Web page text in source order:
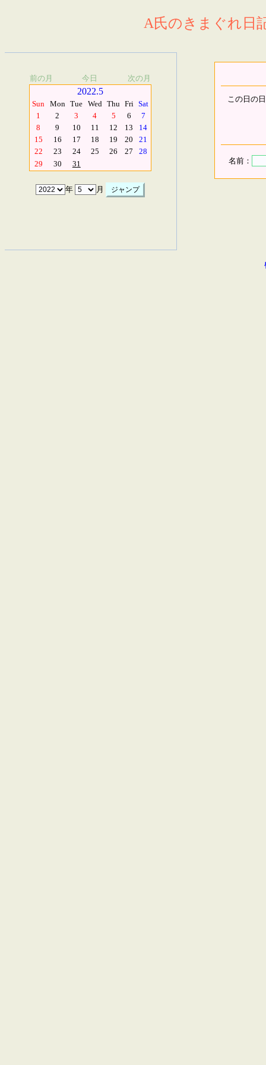
A氏のきまぐれ日
前の月 今日 次の月
2022.5
Sun Mon Tue Wed Thu Fri Sat
1
2 3 4 5 6
7
8
9 10 11 12 13
14
15
16 17 18 19 20
21
22
23 24 25 26 27
28
29
30 31
年 月
この日の
名前：